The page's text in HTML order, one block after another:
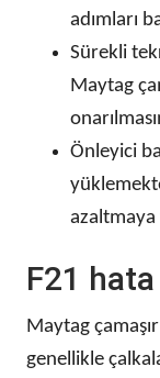
adımları
Sürekli
Maytag
Önleyici
azaltmaya
F21
Maytag
genellikle